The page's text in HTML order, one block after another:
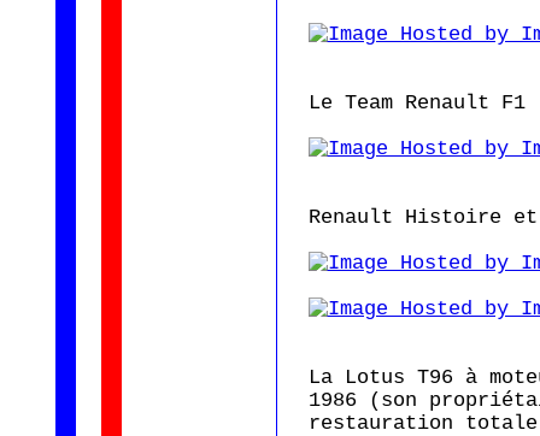
Le Team Renault F1
Renault Histoire
La Lotus T96 à
1986 (son
restauration